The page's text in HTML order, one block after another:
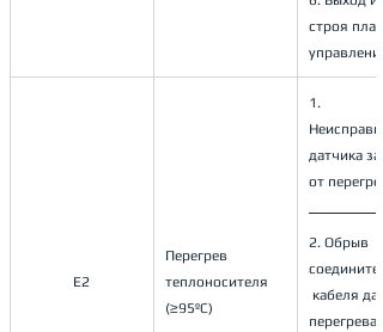
строя
управления.
E2
Перегрев
теплоносителя
(≥95ºС)
1.
датчика
от
2. Обрыв
кабеля
перегрева;